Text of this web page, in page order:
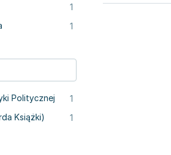
1
1
Politycznej 1
Książki) 1